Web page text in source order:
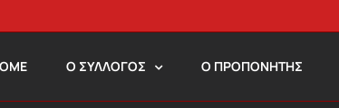
Ο ΣΥΛΛΟΓΟΣ Ο ΠΡΟΠΟΝΗΤΗΣ